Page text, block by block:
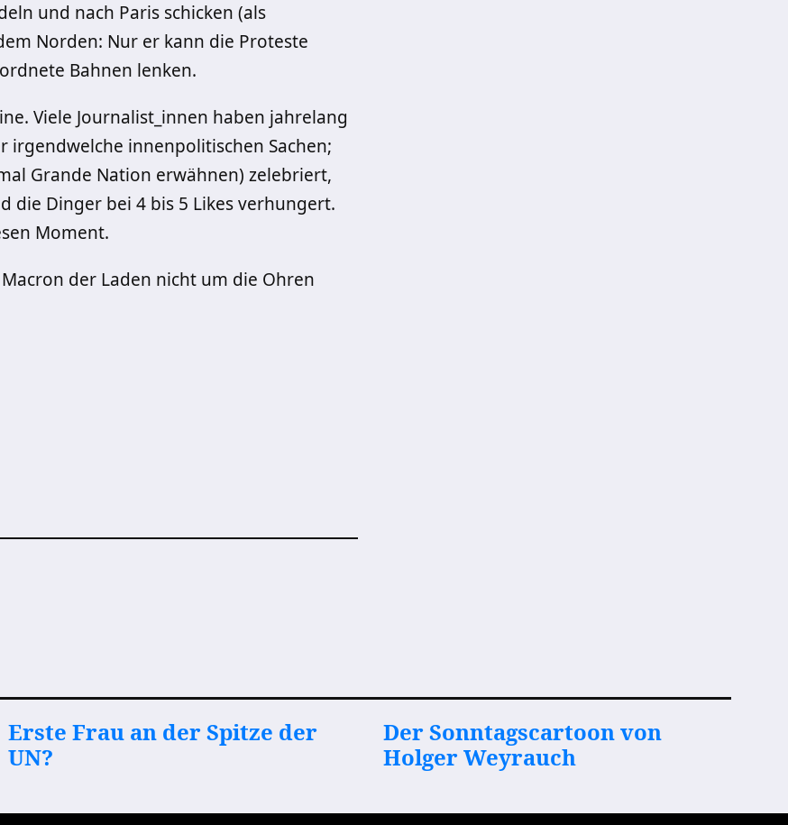
und nach Paris schicken (als
Norden: Nur er kann die Proteste
Bahnen lenken.
Viele Journalist_innen haben jahrelang
irgendwelche innenpolitischen Sachen;
Grande Nation erwähnen) zelebriert,
die Dinger bei 4 bis 5 Likes verhungert.
Moment.
der Laden nicht um die Ohren
Erste Frau an der Spitze der
UN?
Der Sonntagscartoon von
Holger Weyrauch